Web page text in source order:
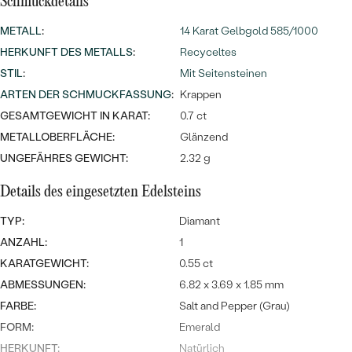
Meistverkaufte
Eheringe
ANSCHAUEN
MIT EDELSTEIN
NACH MATERIAL
GOLD
PLATIN
SILBER
EDELSTEINSCHMUCK
SCHMUCK MIT LAB GROWN
DIAMANTEN
PERLENSCHMUCK
SYMBOLISCH
MINIMALISTISCH
NACH ANLASS
PREISWERTE
LUXURIÖSE
METALL:
14 Karat Gelbgold 585/1000
HERKUNFT DES METALLS:
Recyceltes
STIL:
Mit Seitensteinen
ARTEN DER SCHMUCKFASSUNG: Krappen
GESAMTGEWICHT IN KARAT:
0.7 ct
METALLOBERFLÄCHE:
Glänzend
UNGEFÄHRES GEWICHT:
2.32 g
Details des eingesetzten Edelsteins
TYP:
Diamant
ANZAHL:
1
KARATGEWICHT:
0.55 ct
ABMESSUNGEN:
6.82 x 3.69 x 1.85 mm
FARBE:
Salt and Pepper (Grau)
FORM:
Emerald
HERKUNFT:
Natürlich